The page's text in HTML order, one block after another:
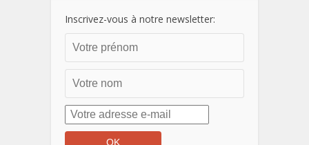
Inscrivez-vous à notre newsletter: